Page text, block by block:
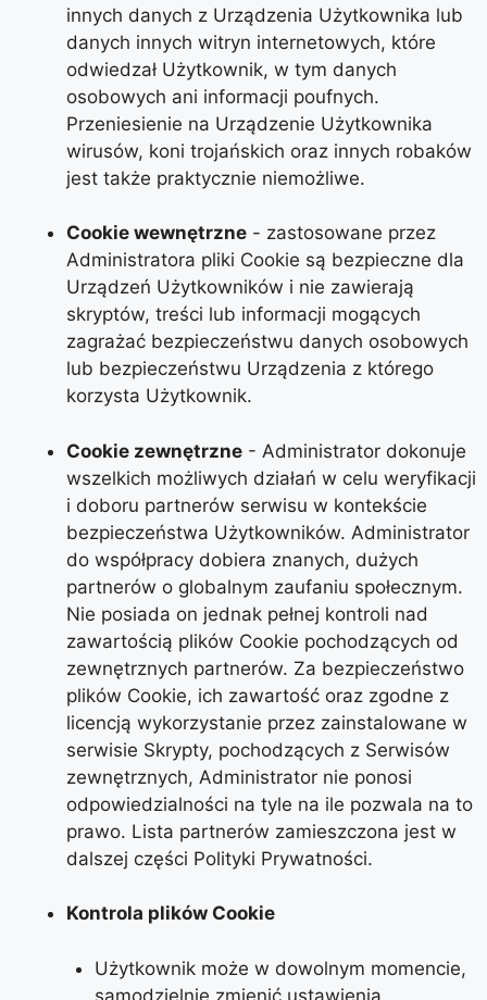
innych danych z Urządzenia Użytkownika lub
danych innych witryn internetowych, które
odwiedzał Użytkownik, w tym danych
osobowych ani informacji poufnych.
Przeniesienie na Urządzenie Użytkownika
wirusów, koni trojańskich oraz innych robaków
jest także praktycznie niemożliwe.
Cookie wewnętrzne - zastosowane przez
Administratora pliki Cookie są bezpieczne dla
Urządzeń Użytkowników i nie zawierają
skryptów, treści lub informacji mogących
zagrażać bezpieczeństwu danych osobowych
lub bezpieczeństwu Urządzenia z którego
korzysta Użytkownik.
Cookie zewnętrzne - Administrator dokonuje
wszelkich możliwych działań w celu weryfikacji
i doboru partnerów serwisu w kontekście
bezpieczeństwa Użytkowników. Administrator
do współpracy dobiera znanych, dużych
partnerów o globalnym zaufaniu społecznym.
Nie posiada on jednak pełnej kontroli nad
zawartością plików Cookie pochodzących od
zewnętrznych partnerów. Za bezpieczeństwo
plików Cookie, ich zawartość oraz zgodne z
licencją wykorzystanie przez zainstalowane w
serwisie Skrypty, pochodzących z Serwisów
zewnętrznych, Administrator nie ponosi
odpowiedzialności na tyle na ile pozwala na to
prawo. Lista partnerów zamieszczona jest w
dalszej części Polityki Prywatności.
Kontrola plików Cookie
Użytkownik może w dowolnym momencie,
samodzielnie zmienić ustawienia